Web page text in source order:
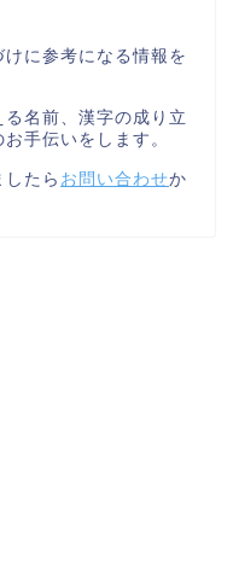
に参考になる情報を
名前、漢字の成り立
手伝いをします。
たら お問い合わせか